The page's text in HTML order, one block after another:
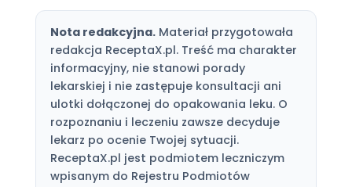
Nota redakcyjna.Materiał przygotowała
redakcja ReceptaX.pl. Treść ma charakter
informacyjny, nie stanowi porady
lekarskiej i nie zastępuje konsultacji ani
ulotki dołączonej do opakowania leku. O
rozpoznaniu i leczeniu zawsze decyduje
lekarz po ocenie Twojej sytuacji.
ReceptaX.pl jest podmiotem leczniczym
wpisanym do Rejestru Podmiotów